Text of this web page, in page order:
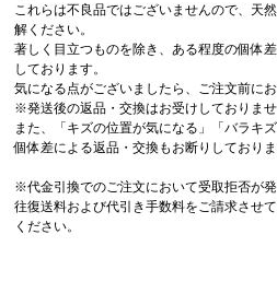
これらは不良品ではございませんので、天
解ください。
著しく目立つものを除き、ある程度の個体
しております。
気になる点がございましたら、ご注文前に
※発送後の返品・交換はお受けしておりま
また、「キズの位置が気になる」「バラキ
個体差による返品・交換もお断りしておりま
※代金引換でのご注文において受取拒否が発
往復送料および代引き手数料をご請求させ
ください。